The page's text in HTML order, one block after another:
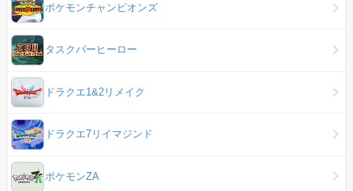
ポケモンチャンピオンズ
タスクバーヒーロー
ドラクエ1&2リメイク
ドラクエ7リイマジンド
ポケモンZA